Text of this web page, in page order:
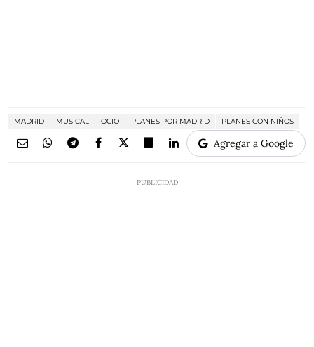
MADRID MUSICAL OCIO PLANES POR MADRID PLANES CON NIÑOS
Agregar a Google